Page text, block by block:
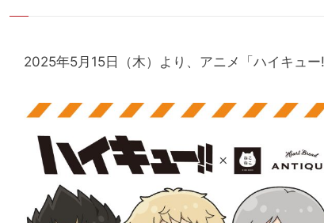
2025年5月15日（木）より、アニメ「ハイキュ